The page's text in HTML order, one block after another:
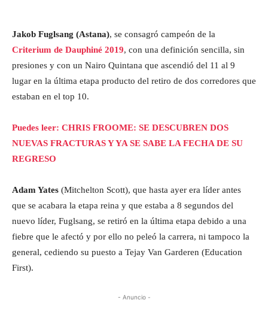
Jakob Fuglsang (Astana), se consagró campeón de la
Criterium de Dauphiné 2019, con una definición sencilla, sin
presiones y con un Nairo Quintana que ascendió del 11 al 9
lugar en la última etapa producto del retiro de dos corredores que
estaban en el top 10.
Puedes leer: CHRIS FROOME: SE DESCUBREN DOS
NUEVAS FRACTURAS Y YA SE SABE LA FECHA DE SU
REGRESO
Adam Yates (Mitchelton Scott), que hasta ayer era líder antes
que se acabara la etapa reina y que estaba a 8 segundos del
nuevo líder, Fuglsang, se retiró en la última etapa debido a una
fiebre que le afectó y por ello no peleó la carrera, ni tampoco la
general, cediendo su puesto a Tejay Van Garderen (Education
First).
- Anuncio -